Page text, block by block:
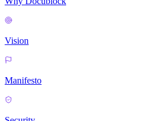
Vision
Manifesto